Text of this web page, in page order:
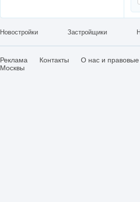
Новостройки Застройщики
Реклама Контакты О нас и
Москвы